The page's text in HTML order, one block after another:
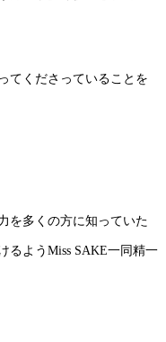
てくださっていることを
を多くの方に知っていた
るようMiss SAKE一同精一